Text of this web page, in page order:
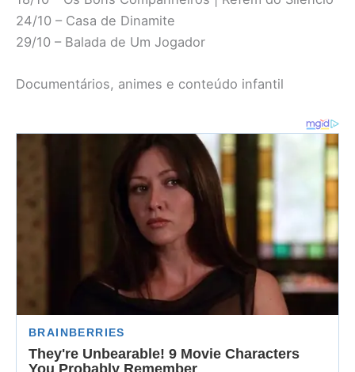
24/10 – Casa de Dinamite
29/10 – Balada de Um Jogador
Documentários, animes e conteúdo infantil